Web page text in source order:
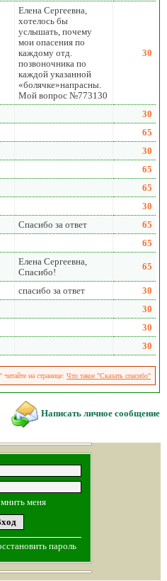
Елена Сергеевна,
хотелось бы
услышать, почему
мои опасения по
каждому отд.
позвоночника по
каждой указанной
«болячке»напрасны.
Мой вопрос №773130
30
30
65
30
65
65
30
Спасибо за ответ
65
65
Елена Сергеевна,
Спасибо!
65
спасибо за ответ
30
30
30
30
на странице: Что такое "Сказать спасибо"
Написать личное сообщение
меня
пароль